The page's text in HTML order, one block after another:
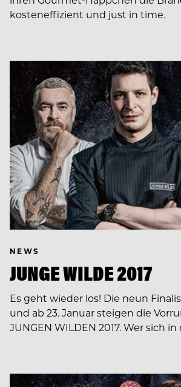
kosteneffizient und just in time.
NEWS
JUNGE WILDE 2017
Es geht wieder los! Die neun
und ab 23. Januar steigen die
JUNGEN WILDEN 2017. Wer sich